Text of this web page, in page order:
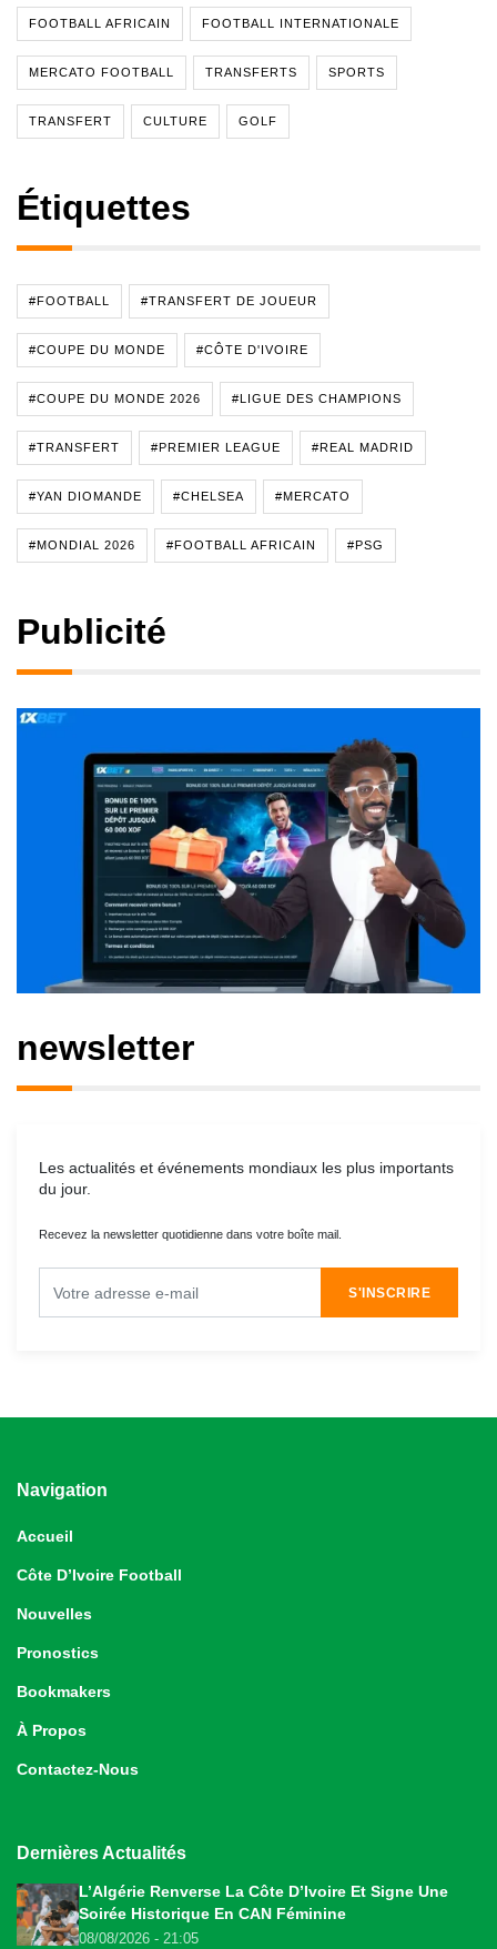
FOOTBALL AFRICAIN FOOTBALL INTERNATIONALE
MERCATO FOOTBALL TRANSFERTS SPORTS
TRANSFERT CULTURE GOLF
Étiquettes
#FOOTBALL #TRANSFERT DE JOUEUR
#COUPE DU MONDE #CÔTE D'IVOIRE
#COUPE DU MONDE 2026 #LIGUE DES CHAMPIONS
#TRANSFERT #PREMIER LEAGUE #REAL MADRID
#YAN DIOMANDE #CHELSEA #MERCATO
#MONDIAL 2026 #FOOTBALL AFRICAIN #PSG
Publicité
newsletter
Les actualités et événements mondiaux les plus importants
du jour.
Recevez la newsletter quotidienne dans votre boîte mail.
S'INSCRIRE
Navigation
Accueil
Côte D’Ivoire Football
Nouvelles
Pronostics
Bookmakers
À Propos
Contactez-Nous
Dernières Actualités
L’Algérie Renverse La Côte D’Ivoire Et Signe Une
Soirée Historique En CAN Féminine
08/08/2026 - 21:05